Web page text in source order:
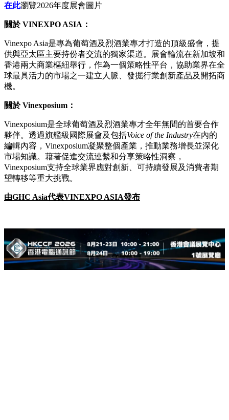
在此瀏覽2026年度展會圖片
關於VINEXPO ASIA ：
Vinexpo Asia是專為葡萄酒及烈酒業專才打造的頂級盛會，提
供與亞太區主要持份者交流的獨家渠道。展會輪流在新加坡和
香港兩大商業樞紐舉行，作為一個策略性平台，協助業界在全
球最具活力的市場之一建立人脈、發掘行業創新產品及開拓商
機。
關於Vinexposium ：
Vinexposium是全球葡萄酒及烈酒業專才全年無間的首要合作
夥伴。透過旗艦級國際展會及包括Voice of the Industry在內的
編輯內容，Vinexposium凝聚整個產業，推動業務增長並深化
市場知識。藉著促進交流連繫和分享策略性洞察，
Vinexposium支持全球業界應對創新、可持續發展及消費者期
望轉移等重大挑戰。
由GHC Asia代表VINEXPO ASIA發布